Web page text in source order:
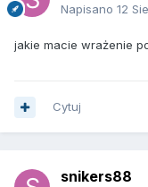
Napisano 12
jakie macie wrażenie
Cytuj
snikers88